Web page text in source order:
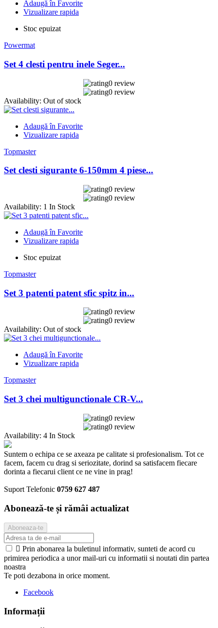
Adaugă în Favorite
Vizualizare rapida
Stoc epuizat
Powermat
Set 4 clesti pentru inele Seger...
0 review
0 review
Availability: Out of stock
Adaugă în Favorite
Vizualizare rapida
Topmaster
Set clesti sigurante 6-150mm 4 piese...
0 review
0 review
Availability: 1 In Stock
Adaugă în Favorite
Vizualizare rapida
Stoc epuizat
Topmaster
Set 3 patenti patent sfic spitz in...
0 review
0 review
Availability: Out of stock
Adaugă în Favorite
Vizualizare rapida
Topmaster
Set 3 chei multigunctionale CR-V...
0 review
0 review
Availability: 4 In Stock
Suntem o echipa ce se axeaza pe calitate si profesionalism. Tot ce
facem, facem cu drag si seriozitate, dorind sa satisfacem fiecare
dorinta a fiecarui client ce ne vine in prag!
Suport Telefonic 0759 627 487
Abonează-te și rămâi actualizat
 Prin abonarea la buletinul informativ, sunteti de acord cu
primirea periodica a unor mail-uri cu informatii si noutati din partea
noastra
Te poti dezabona in orice moment.
Facebook
Informații